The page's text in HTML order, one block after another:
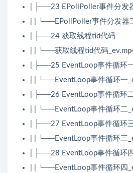
| ├──23 EPollPoller事件分发
| | └──EPollPoller事件分发器
| ├──24 获取线程tid代码
| | └──获取线程tid代码
| ├──25 EventLoop事件循环
| | └──EventLoop事件循环一
| ├──26 EventLoop事件循环
| | └──EventLoop事件循环二
| ├──27 EventLoop事件循环
| | └──EventLoop事件循环三
| ├──28 EventLoop事件循环
| | └──EventLoop事件循环四